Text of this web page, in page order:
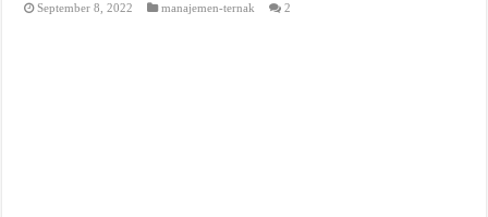
September 8, 2022 manajemen-ternak 2